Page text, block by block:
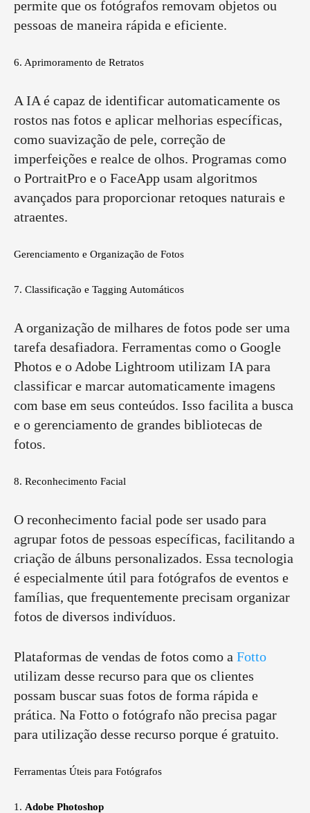
permite que os fotógrafos removam objetos ou
pessoas de maneira rápida e eficiente.
6. Aprimoramento de Retratos
A IA é capaz de identificar automaticamente os
rostos nas fotos e aplicar melhorias específicas,
como suavização de pele, correção de
imperfeições e realce de olhos. Programas como
o PortraitPro e o FaceApp usam algoritmos
avançados para proporcionar retoques naturais e
atraentes.
Gerenciamento e Organização de Fotos
7. Classificação e Tagging Automáticos
A organização de milhares de fotos pode ser uma
tarefa desafiadora. Ferramentas como o Google
Photos e o Adobe Lightroom utilizam IA para
classificar e marcar automaticamente imagens
com base em seus conteúdos. Isso facilita a busca
e o gerenciamento de grandes bibliotecas de
fotos.
8. Reconhecimento Facial
O reconhecimento facial pode ser usado para
agrupar fotos de pessoas específicas, facilitando a
criação de álbuns personalizados. Essa tecnologia
é especialmente útil para fotógrafos de eventos e
famílias, que frequentemente precisam organizar
fotos de diversos indivíduos.
Plataformas de vendas de fotos como a Fotto
utilizam desse recurso para que os clientes
possam buscar suas fotos de forma rápida e
prática. Na Fotto o fotógrafo não precisa pagar
para utilização desse recurso porque é gratuito.
Ferramentas Úteis para Fotógrafos
1. Adobe Photoshop